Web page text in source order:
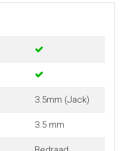
3.5mm (Jack)
3.5 mm